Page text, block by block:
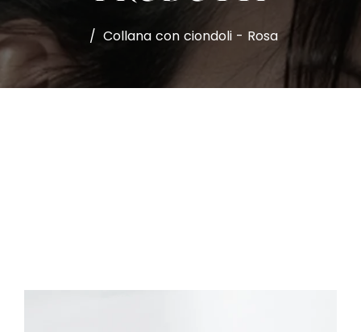
/ Collana con ciondoli - Rosa